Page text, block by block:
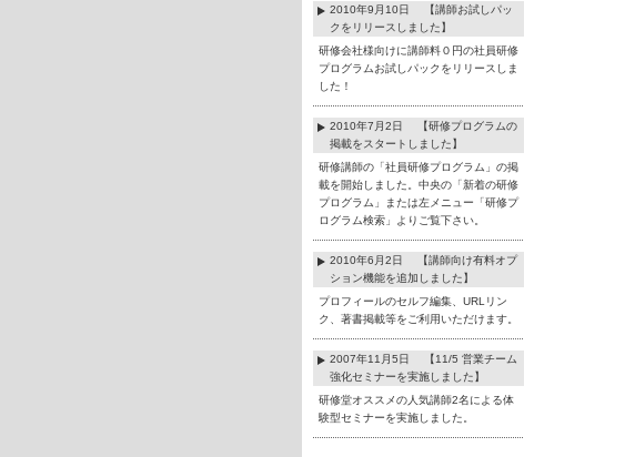
2010年9月10日 【講師お試しパッ
クをリリースしました】
研修会社様向けに講師料０円の社員研修
プログラムお試しパックをリリースしま
した！
2010年7月2日 【研修プログラムの
掲載をスタートしました】
研修講師の「社員研修プログラム」の掲
載を開始しました。中央の「新着の研修
プログラム」または左メニュー「研修プ
ログラム検索」よりご覧下さい。
2010年6月2日 【講師向け有料オプ
ション機能を追加しました】
プロフィールのセルフ編集、URLリン
ク、著書掲載等をご利用いただけます。
2007年11月5日 【11/5 営業チーム
強化セミナーを実施しました】
研修堂オススメの人気講師2名による体
験型セミナーを実施しました。